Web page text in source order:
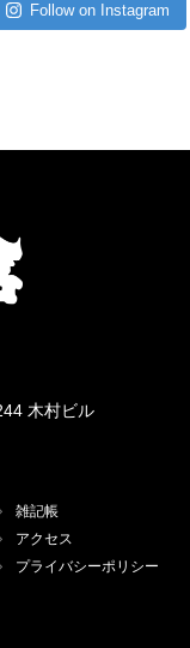
Follow on Instagram
木村ビル
雑記帳
アクセス
プライバシーポリシー